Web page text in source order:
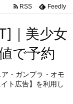
｜美少女
で予約
・ガンプラ・オモ
ト広告】を利用し
RSS Feedly